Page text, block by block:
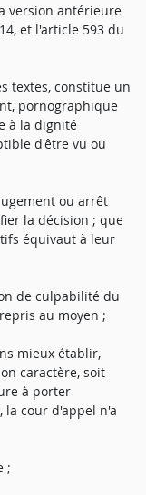
version antérieure
et l'article 593 du
textes, constitue un
pornographique
à la dignité
d'être vu ou
ou arrêt
la décision ; que
équivaut à leur
de culpabilité du
au moyen ;
mieux établir,
caractère, soit
à porter
cour d'appel n'a
;